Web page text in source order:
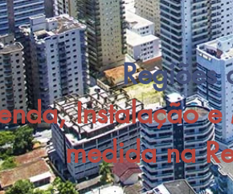
Regiões
Instalação
medida na